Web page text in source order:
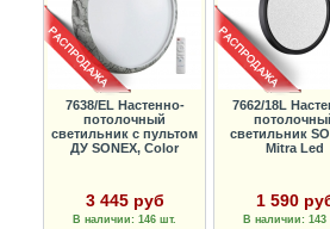
7638/EL Настенно-
потолочный
светильник с пультом
ДУ SONEX, Color
3 445 руб
В наличии: 146 шт.
7662/18L
светильник
Mitra Led
1 590
В наличии: 143